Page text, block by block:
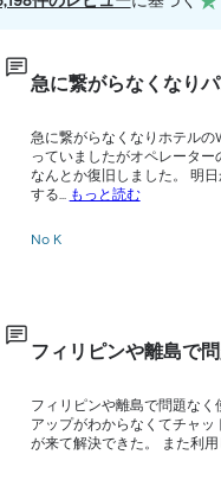
急に繋がらなくなりパ
急に繋がらなくなりホテルの
っていましたがオペレータ
なんとか復旧しました。 明
する... もっと読む
No K
フィリピンや離島で
フィリピンや離島で問題なく
アップがわからなくてチャッ
が来て解決できた。 また利用